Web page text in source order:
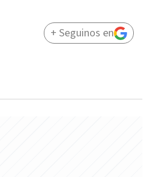
+ Seguinos en